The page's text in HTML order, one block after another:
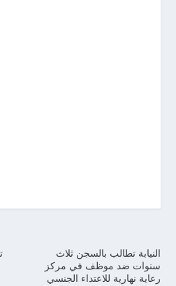
النيابة تطالب بالسجن ثلاث
سنوات ضد موظف في مركز
رعاية نهارية للاعتداء الجنسي